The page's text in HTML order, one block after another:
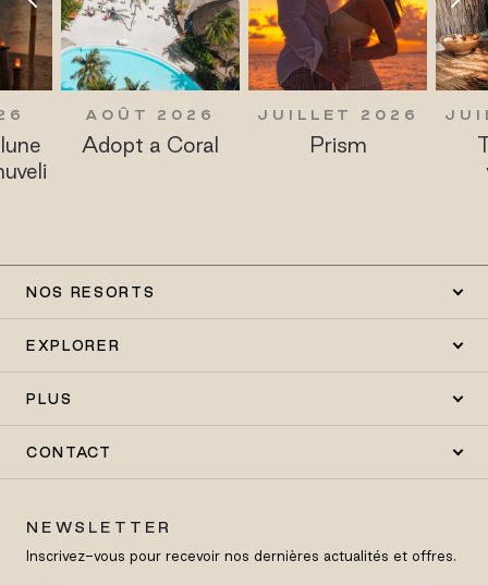
AOÛT 2026
Adopt a Coral
JUILLET 2026
Prism
NOS RESORTS
EXPLORER
PLUS
CONTACT
NEWSLETTER
Inscrivez-vous pour recevoir nos dernières actualités et offres.